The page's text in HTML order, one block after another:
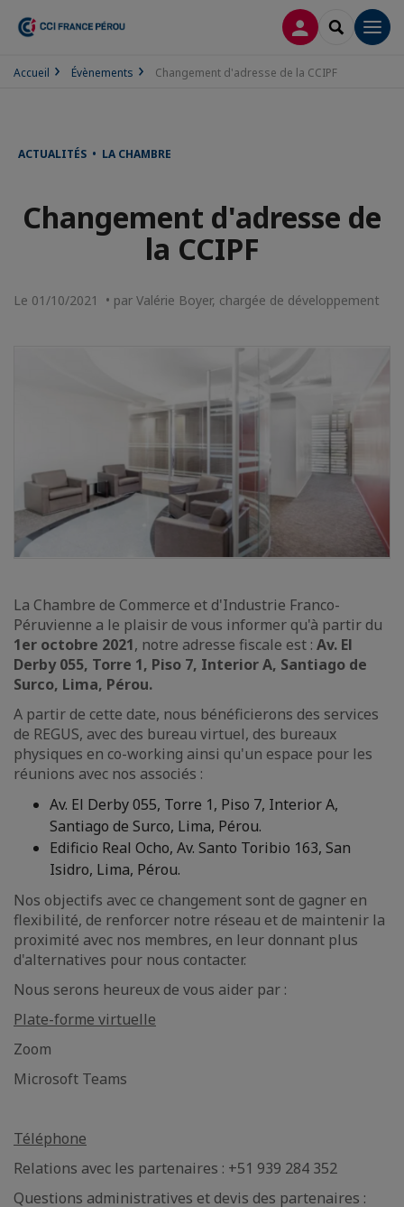
CONNEXION
Accueil Évènements Changement d'adresse de la CCIPF
ACTUALITÉS • LA CHAMBRE
Changement d'adresse de
la CCIPF
Le 01/10/2021 • par Valérie Boyer, chargée de développement
La Chambre de Commerce et d'Industrie Franco-
Péruvienne a le plaisir de vous informer qu'à partir du
1er octobre 2021, notre adresse fiscale est : Av. El
Derby 055, Torre 1, Piso 7, Interior A, Santiago de
Surco, Lima, Pérou.
A partir de cette date, nous bénéficierons des services
de REGUS, avec des bureau virtuel, des bureaux
physiques en co-working ainsi qu'un espace pour les
réunions avec nos associés :
Av. El Derby 055, Torre 1, Piso 7, Interior A,
Santiago de Surco, Lima, Pérou.
Edificio Real Ocho, Av. Santo Toribio 163, San
Isidro, Lima, Pérou.
Nos objectifs avec ce changement sont de gagner en
flexibilité, de renforcer notre réseau et de maintenir la
proximité avec nos membres, en leur donnant plus
d'alternatives pour nous contacter.
Nous serons heureux de vous aider par :
Plate-forme virtuelle
Zoom
Microsoft Teams
Téléphone
Relations avec les partenaires : +51 939 284 352
Questions administratives et devis des partenaires :